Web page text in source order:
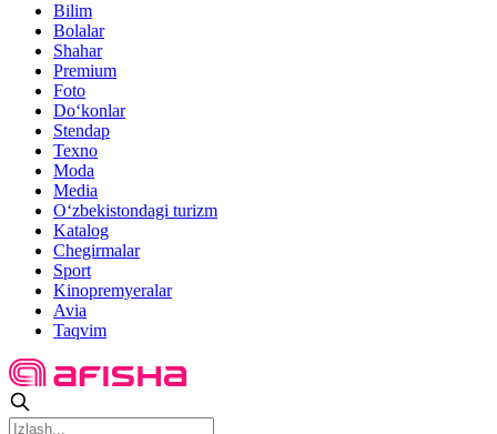
Bilim
Bolalar
Shahar
Premium
Foto
Do‘konlar
Stendap
Texno
Moda
Media
O‘zbekistondagi turizm
Katalog
Chegirmalar
Sport
Kinopremyeralar
Avia
Taqvim